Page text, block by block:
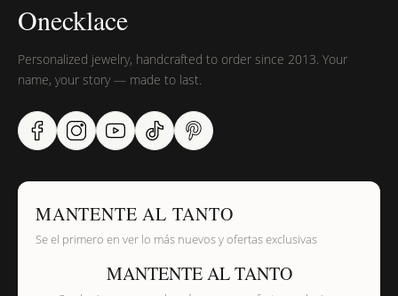
Onecklace
Personalized jewelry, handcrafted to order since 2013. Your
name, your story — made to last.
MANTENTE AL TANTO
Se el primero en ver lo más nuevos y ofertas exclusivas
MANTENTE AL TANTO